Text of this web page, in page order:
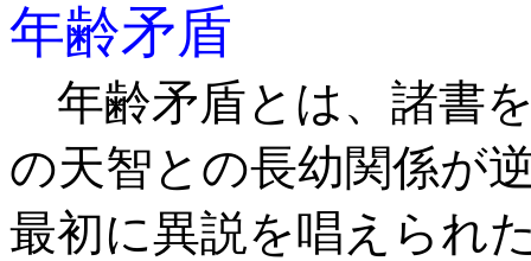
年齢矛盾
年齢矛盾とは、諸書
の天智との長幼関係が
最初に異説を唱えられ